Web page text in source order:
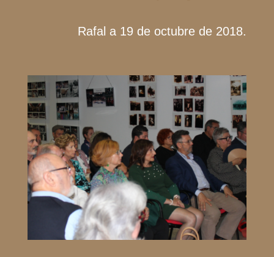
Rafal a 19 de octubre de 2018.